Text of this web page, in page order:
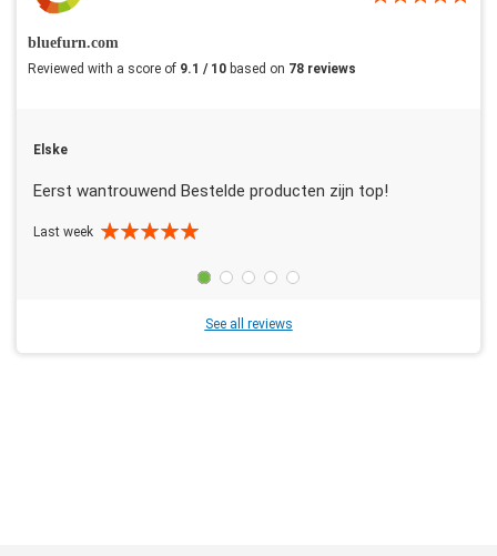
bluefurn.com
Reviewed with a score of 9.1 / 10 based on 78 reviews
Elske
Eerst wantrouwend Bestelde producten zijn top!
Last week
See all reviews